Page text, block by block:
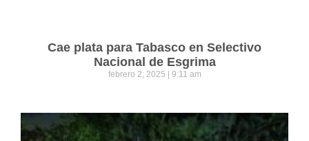
Cae plata para Tabasco en Selectivo
Nacional de Esgrima
febrero 2, 2025 9:11 am